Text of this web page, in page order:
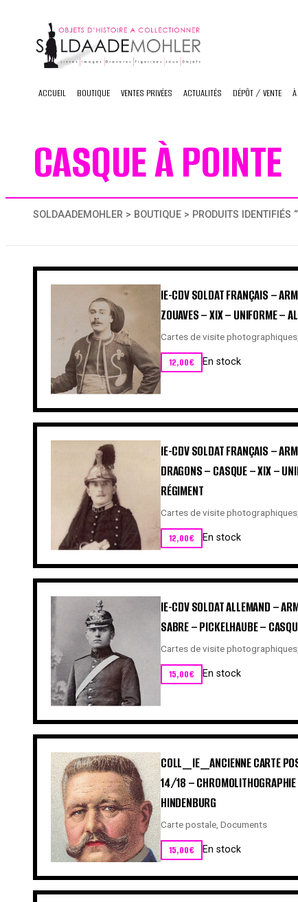
content
ACCUEIL BOUTIQUE VENTES PRIVÉES ACTUALITÉS DÉPÔT / VENTE
CASQUE À POINTE
SOLDAADEMOHLER > BOUTIQUE > PRODUITS IDENTIFIÉS
IE-CDV SOLDAT FRANÇAIS –
ZOUAVES – XIX – UNIFORME –
Cartes de visite photographiques
12,00€ En stock
IE-CDV SOLDAT FRANÇAIS –
DRAGONS – CASQUE – XIX –
RÉGIMENT
Cartes de visite photographiques
12,00€ En stock
IE-CDV SOLDAT ALLEMAND –
SABRE – PICKELHAUBE –
Cartes de visite photographiques
15,00€ En stock
COLL_IE_ANCIENNE CARTE
14/18 –
HINDENBURG
Carte postale Documents
15,00€ En stock